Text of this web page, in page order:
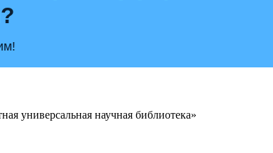
универсальная научная библиотека»